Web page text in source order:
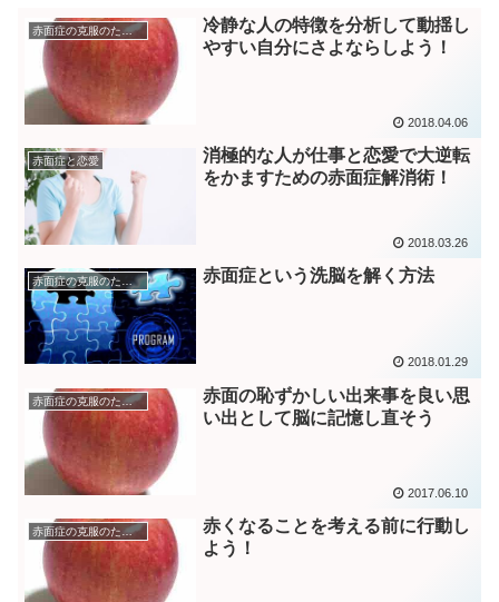
赤面症の克服のためのトレーニング
冷静な人の特徴を分析して動揺し
やすい自分にさよならしよう！
2018.04.06
赤面症と恋愛
消極的な人が仕事と恋愛で大逆転
をかますための赤面症解消術！
2018.03.26
赤面症の克服のためのトレーニング 赤面症という洗脳を解く方法
2018.01.29
赤面症の克服のためのトレーニング
赤面の恥ずかしい出来事を良い思
い出として脳に記憶し直そう
2017.06.10
赤面症の克服のためのトレーニング
赤くなることを考える前に行動し
よう！